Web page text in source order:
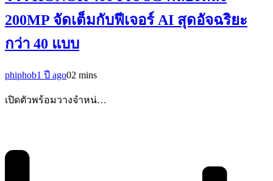
200MP จัดเต็มกับฟีเจอร์ AI สุดอัจฉริยะ
กว่า 40 แบบ
phiphob1 ปี ago02 mins
เปิดตัวพร้อมวางจำหน่…